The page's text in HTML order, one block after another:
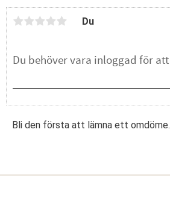
Du
Bli den första att lämna ett omdöme.